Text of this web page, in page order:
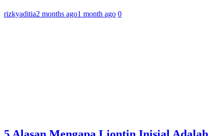
rizkyaditia2 months ago1 month ago 0